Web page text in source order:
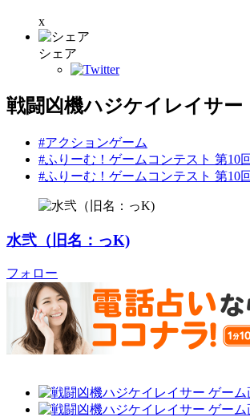
x
シェア
戦闘凶機ハジケイレイサー
#アクションゲーム
#ふりーむ！ゲームコンテスト 第10
#ふりーむ！ゲームコンテスト 第10
水弐（旧名：っK)
フォロー